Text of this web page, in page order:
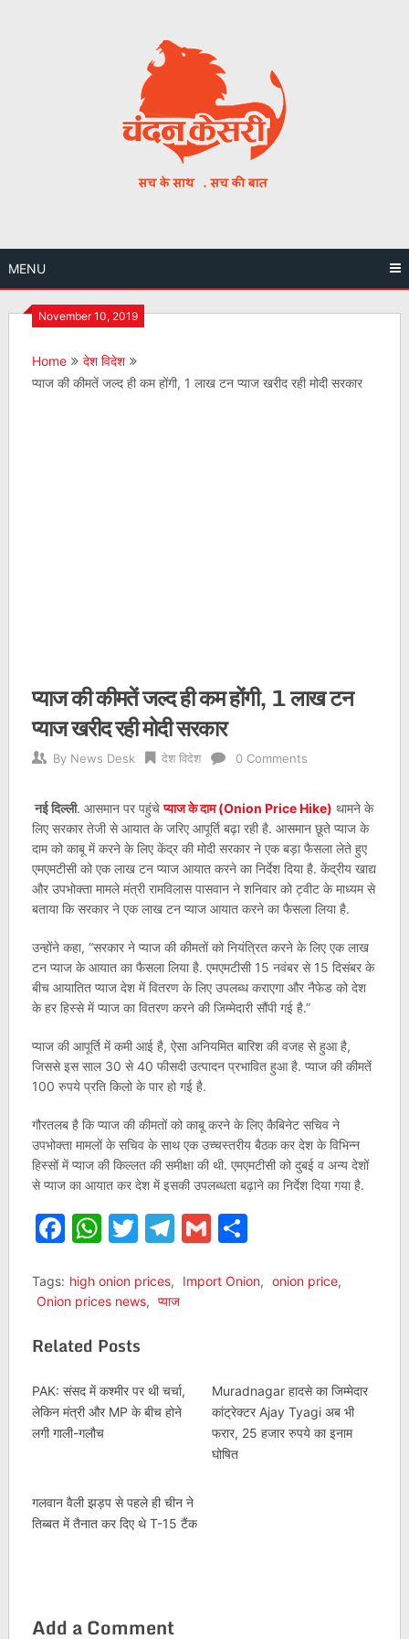
MENU
November 10, 2019
Home
देश विदेश
प्‍याज की कीमतें जल्द ही कम होंगी, 1 लाख टन प्याज खरीद रही मोदी सरकार
प्‍याज की कीमतें जल्द ही कम होंगी, 1 लाख टन
प्याज खरीद रही मोदी सरकार
By News Desk देश विदेश 0 Comments
नई दिल्ली. आसमान पर पहुंचेप्याज के दाम (Onion Price Hike) थामने के
लिए सरकार तेजी से आयात के जरिए आपूर्ति बढ़ा रही है. आसमान छूते प्याज के
दाम को काबू में करने के लिए केंद्र की मोदी सरकार ने एक बड़ा फैसला लेते हुए
एमएमटीसी को एक लाख टन प्याज आयात करने का निर्देश दिया है. केंद्रीय खाद्य
और उपभोक्ता मामले मंत्री रामविलास पासवान ने शनिवार को ट्वीट के माध्यम से
बताया कि सरकार ने एक लाख टन प्याज आयात करने का फैसला लिया है.
उन्होंने कहा, “सरकार ने प्याज की कीमतों को नियंत्रित करने के लिए एक लाख
टन प्याज के आयात का फैसला लिया है. एमएमटीसी 15 नवंबर से 15 दिसंबर के
बीच आयातित प्याज देश में वितरण के लिए उपलब्ध कराएगा और नैफेड को देश
के हर हिस्से में प्याज का वितरण करने की जिम्मेदारी सौंपी गई है.”
प्याज की आपूर्ति में कमी आई है, ऐसा अनियमित बारिश की वजह से हुआ है,
जिससे इस साल 30 से 40 फीसदी उत्पादन प्रभावित हुआ है. प्याज की कीमतें
100 रुपये प्रति किलो के पार हो गई है.
गौरतलब है कि प्याज की कीमतों को काबू करने के लिए कैबिनेट सचिव ने
उपभोक्ता मामलों के सचिव के साथ एक उच्चस्तरीय बैठक कर देश के विभिन्न
हिस्सों में प्याज की किल्लत की समीक्षा की थी. एमएमटीसी को दुबई व अन्य देशों
से प्याज का आयात कर देश में इसकी उपलब्धता बढ़ाने का निर्देश दिया गया है.
Facebook
WhatsApp
Twitter
Telegram
GmailShare
Tags: high onion prices, Import Onion, onion price,
Onion prices news, प्याज
Related Posts
PAK: संसद में कश्‍मीर पर थी चर्चा,
लेकिन मंत्री और MP के बीच होने
लगी गाली-गलौच
Muradnagar हादसे का जिम्मेदार
कांट्रेक्टर Ajay Tyagi अब भी
फरार, 25 हजार रुपये का इनाम
घोषित
गलवान वैली झड़प से पहले ही चीन ने
तिब्बत में तैनात कर दिए थे T-15 टैंक
Add a Comment